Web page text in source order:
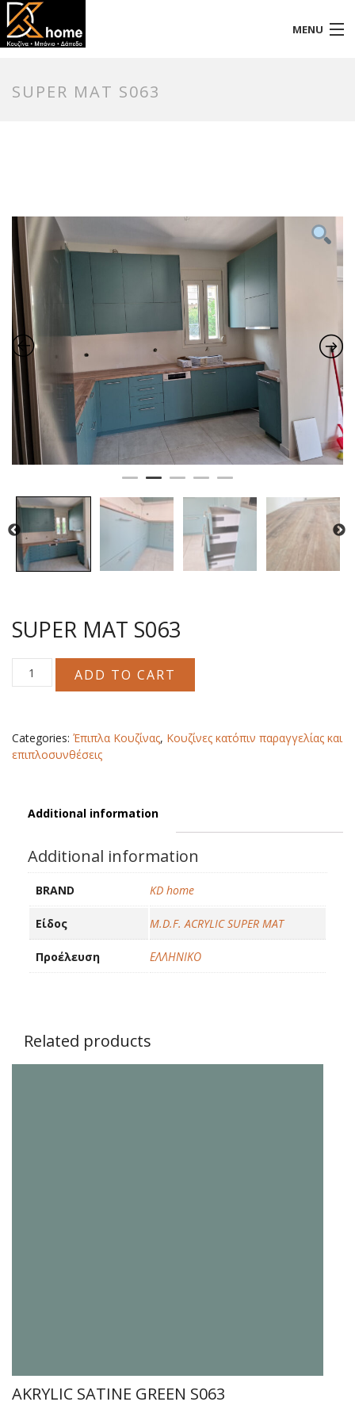
MENU
SUPER MAT S063
SUPER MAT S063
SUPER
MAT
ADD TO CART
Categories: Έπιπλα Κουζίνας, Κουζίνες κατόπιν παραγγελίας και
επιπλοσυνθέσεις
Additional information
Additional information
BRAND KD home
Είδος M.D.F. ACRYLIC SUPER MAT
Προέλευση ΕΛΛΗΝΙΚΟ
Related products
AKRYLIC SATINE GREEN S063